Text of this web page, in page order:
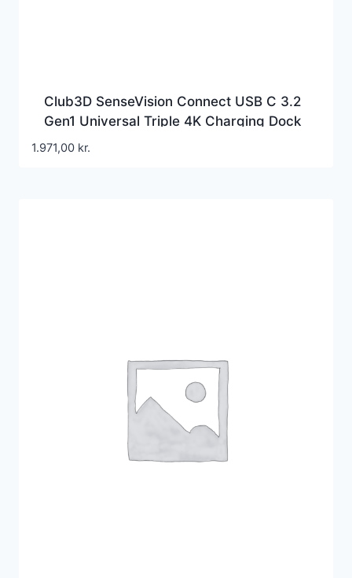
Club3D SenseVision Connect USB C 3.2
Gen1 Universal Triple 4K Charging Dock
Dockingstation
1.971,00 kr.